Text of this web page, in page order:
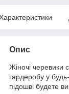
Опис
Жіночі черевики
гардеробу у
підошві будете